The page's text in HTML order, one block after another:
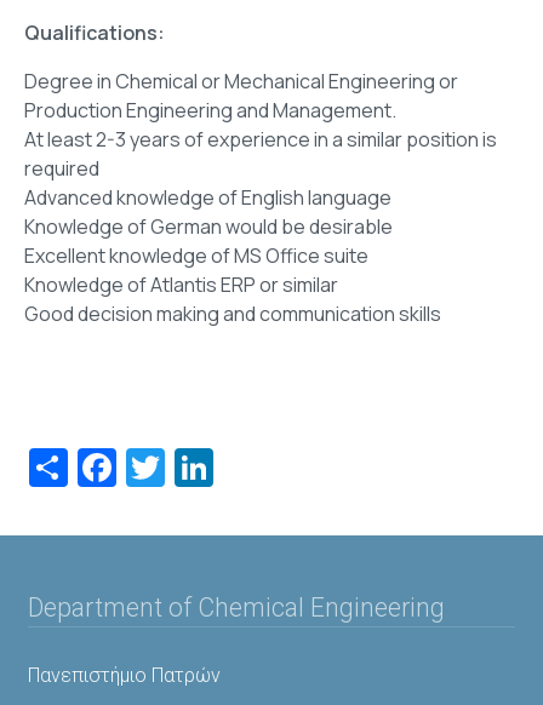
Qualifications:
Degree in Chemical or Mechanical Engineering or
Production Engineering and Management.
At least 2-3 years of experience in a similar position is
required
Advanced knowledge of English language
Knowledge of German would be desirable
Excellent knowledge of MS Office suite
Knowledge of Atlantis ERP or similar
Good decision making and communication skills
ShareFacebook
Twitter
Department of Chemical Engineering
Πανεπιστήμιο Πατρών